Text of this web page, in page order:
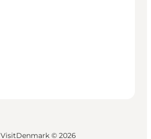
VisitDenmark © 2026